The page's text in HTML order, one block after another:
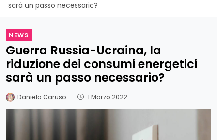
sarà un passo necessario?
NEWS
Guerra Russia-Ucraina, la
riduzione dei consumi energetici
sarà un passo necessario?
Daniela Caruso - 1 Marzo 2022